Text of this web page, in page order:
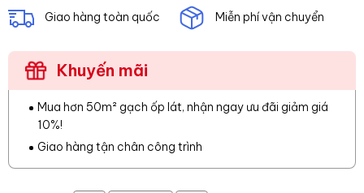
Giao hàng toàn quốc Miễn phí vận chuyển
Khuyến mãi
Mua hơn 50m² gạch ốp lát, nhận ngay ưu đãi giảm giá
10%!
Giao hàng tận chân công trình